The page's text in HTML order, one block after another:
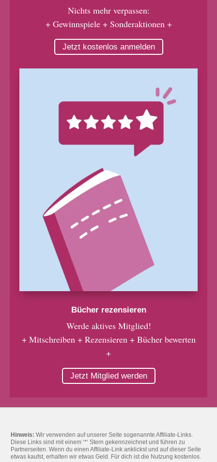
Nichts mehr verpassen:
+ Gewinnspiele + Sonderaktionen +
Jetzt kostenlos anmelden
Bücher rezensieren
Werde aktives Mitglied!
+ Mitschreiben + Rezensieren + Bücher bewerten
+
Jetzt Mitglied werden
Hinweis: Wir verwenden auf unserer Seite sogenannte Affiliate-Links.
Diese Links sind mit einem ‘*‘ Stern gekennzeichnet und führen zu
Partnerseiten. Wenn du einen Affiliate-Link anklickst und auf dieser Seite
etwas kaufst, erhalten wir etwas Geld. Für dich ist die Nutzung kostenlos.